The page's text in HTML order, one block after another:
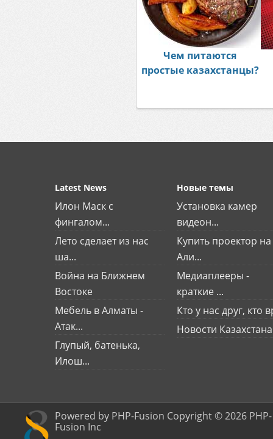
Чем питаются
простые казахстанцы?
Latest News
Илон Маск с
фингалом...
Лето сделает из нас
ша...
Война на Ближнем
Востоке
Мебель в Алматы -
Атак...
Глупый, батенька,
Илош...
Новые темы
Установка камер
видеон...
Купить проектор на
Али...
Медиаплееры -
краткие ...
Кто у нас друг, кто
Новости Казахстана
Powered by PHP-Fusion Copyright © 2026 PHP-
Fusion Inc